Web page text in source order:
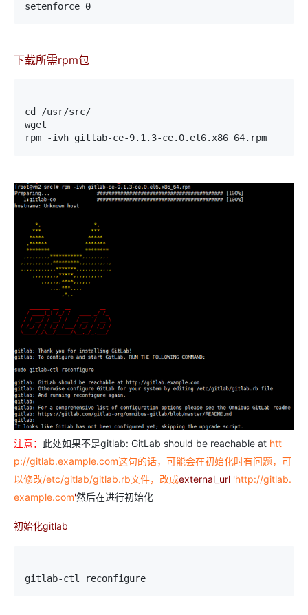
setenforce 0
下载所需rpm包
cd /usr/src/
wget
rpm -ivh gitlab-ce-9.1.3-ce.0.el6.x86_64.rpm
注意： 此处如果不是gitlab: GitLab should be reachable at htt
p://gitlab.example.com这句的话，可能会在初始化时有问题，可
以修改/etc/gitlab/gitlab.rb文件，改成external_url 'http://gitlab.
example.com'然后在进行初始化
初始化gitlab
gitlab-ctl reconfigure